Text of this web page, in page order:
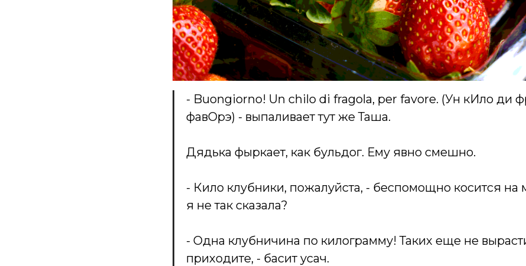
- Buongiorno! Un chilo di fragola, per favore. (Ун кИло ди
фавОрэ) - выпаливает тут же Таша.
Дядька фыркает, как бульдог. Ему явно смешно.
- Кило клубники, пожалуйста, - беспомощно косится на
я не так сказала?
- Одна клубничина по килограмму! Таких еще не
приходите, - басит усач.